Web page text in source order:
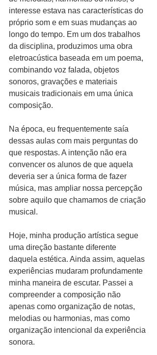
interesse estava nas características do
próprio som e em suas mudanças ao
longo do tempo. Em um dos trabalhos
da disciplina, produzimos uma obra
eletroacústica baseada em um poema,
combinando voz falada, objetos
sonoros, gravações e materiais
musicais tradicionais em uma única
composição.
Na época, eu frequentemente saía
dessas aulas com mais perguntas do
que respostas. A intenção não era
convencer os alunos de que aquela
deveria ser a única forma de fazer
música, mas ampliar nossa percepção
sobre aquilo que chamamos de criação
musical.
Hoje, minha produção artística segue
uma direção bastante diferente
daquela estética. Ainda assim, aquelas
experiências mudaram profundamente
minha maneira de escutar. Passei a
compreender a composição não
apenas como organização de notas,
melodias ou harmonias, mas como
organização intencional da experiência
sonora.